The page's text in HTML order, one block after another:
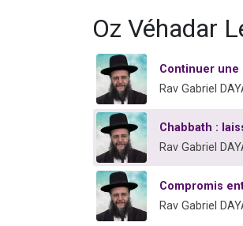
Oz Véhadar
Continuer une
Rav Gabriel
Chabbath :
Rav Gabriel
Compromis
Rav Gabriel